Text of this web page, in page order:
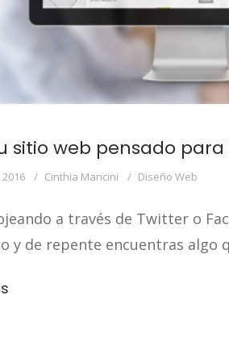
sitio web pensado para
Cinthia Mancini Diseño Web
a través de Twitter o
y de repente encuentras algo